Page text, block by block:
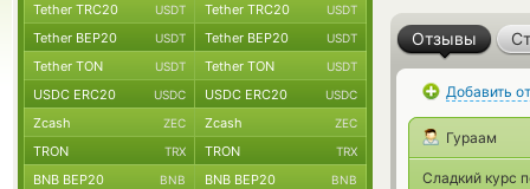
Отзывы
Добавить
Гураам
Сладкий курс
Tether TRC20 USDT Tether TRC20 USDT
Tether BEP20 USDT Tether BEP20 USDT
Tether TON USDT Tether TON USDT
USDC ERC20 USDC USDC ERC20 USDC
Zcash ZEC Zcash ZEC
TRON TRX TRON TRX
BNB BEP20 BNB BNB BEP20 BNB